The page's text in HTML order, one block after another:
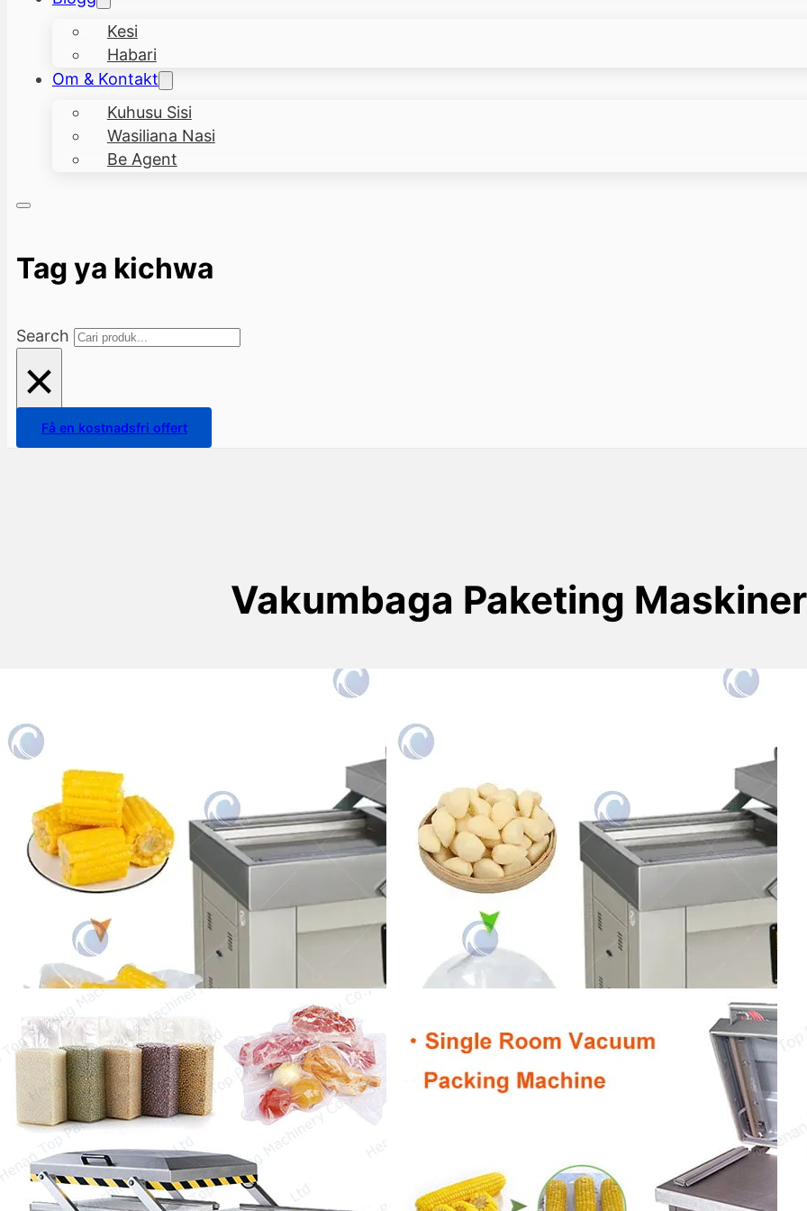
Kesi
Habari
Om & Kontakt
Kuhusu Sisi
Wasiliana Nasi
Be Agent
Tag ya kichwa
Search
×
Få en kostnadsfri offert
Vakumbaga Paketing Maskiner
mapya
Mashine ya kufunga mahindi mapya ya
Taizy ni kifaa cha kufunga kwa shinikizo
la hewa chenye ufanisi mkubwa
kinachofaa kwa…
ya Kitunguu
Ta maszyna do próżniowego pakowania
ząbków czosnku może próżniowo
pakować różne produkty, w tym ząbki
czosnku…
Vacuumförpackningsmaskin
Vacuumförpackningsmaskin är mycket
Vacuumförpackning är en metod som tar
bort…
Mashine ya Kufunga Vacuum
ya Chumba Kimoja
Mashine ya kufunga vacuum ya chumba
kimoja ina jukumu muhimu katika sekta
ya ufungaji ambayo inaweza kusaidia…